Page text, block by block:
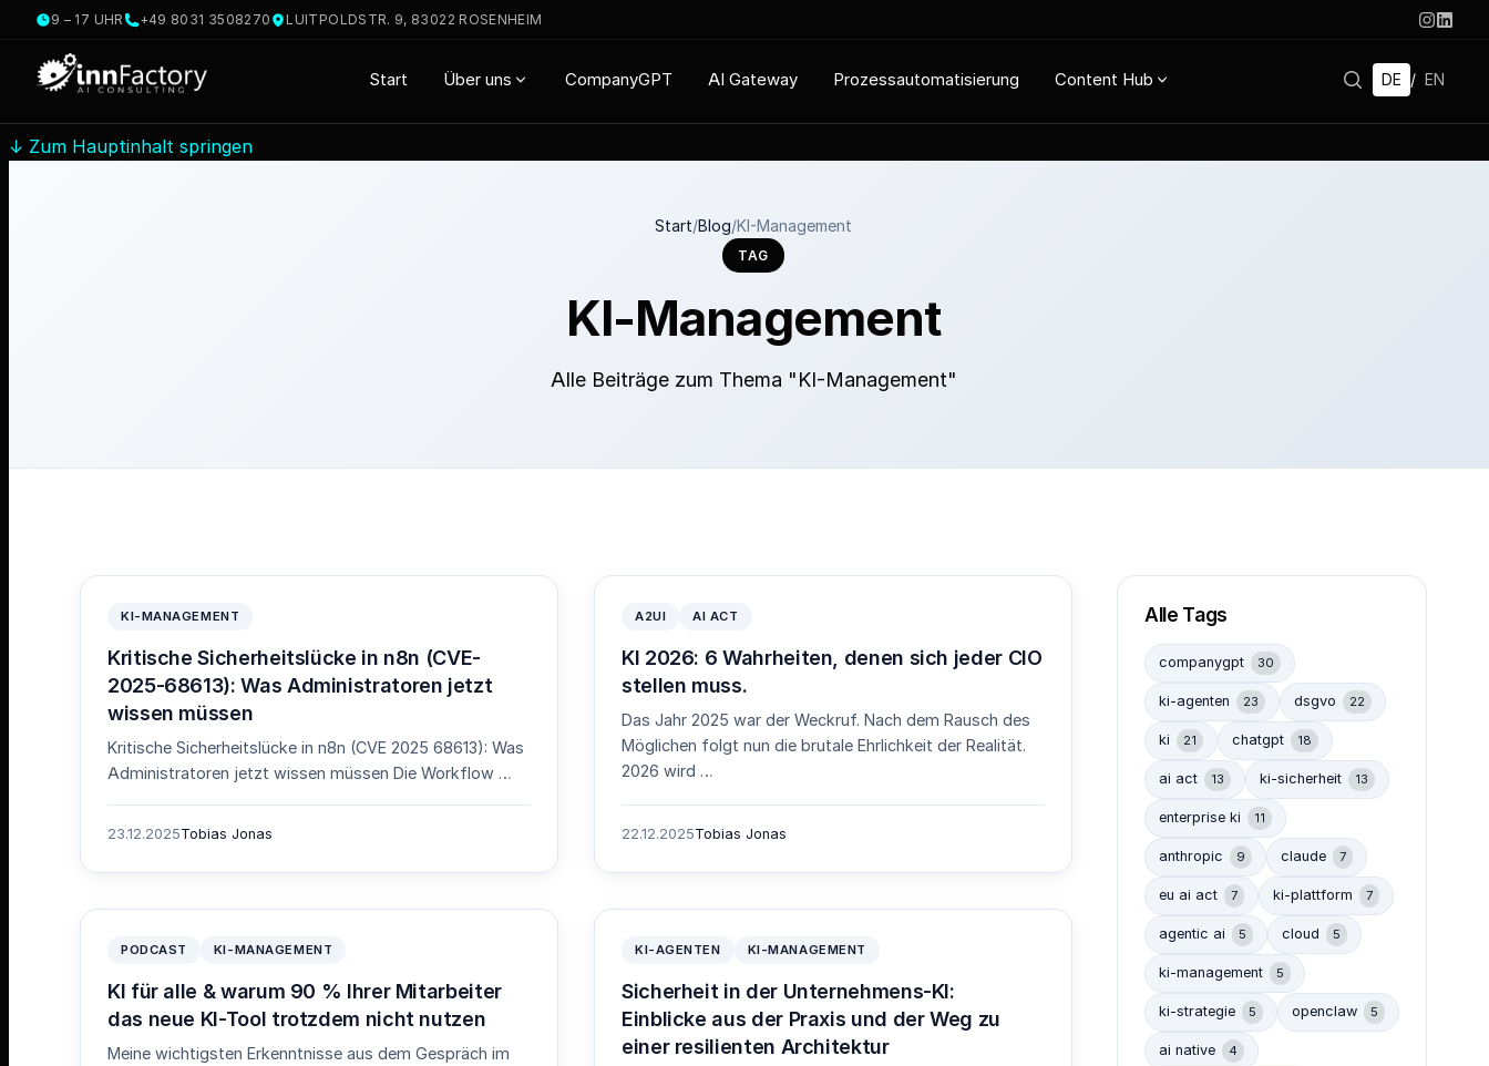
↓ Zum Hauptinhalt springen
9 – 17 UHR +49 8031 3508270 LUITPOLDSTR. 9, 83022 ROSENHEIM
Start Über uns CompanyGPT AI Gateway Prozessautomatisierung Content Hub DE / EN
Start/Blog/KI-Management
TAG
KI-Management
Alle Beiträge zum Thema "KI-Management"
KI-MANAGEMENT
Kritische Sicherheitslücke in n8n (CVE-
2025-68613): Was Administratoren jetzt
wissen müssen
Kritische Sicherheitslücke in n8n (CVE 2025 68613): Was
Administratoren jetzt wissen müssen Die Workflow …
23.12.2025Tobias Jonas
A2UI AI ACT
KI 2026: 6 Wahrheiten, denen sich jeder CIO
stellen muss.
Das Jahr 2025 war der Weckruf. Nach dem Rausch des
Möglichen folgt nun die brutale Ehrlichkeit der Realität.
2026 wird …
22.12.2025Tobias Jonas
PODCAST KI-MANAGEMENT
KI für alle & warum 90 % Ihrer Mitarbeiter
das neue KI-Tool trotzdem nicht nutzen
Meine wichtigsten Erkenntnisse aus dem Gespräch im
KI-AGENTEN KI-MANAGEMENT
Sicherheit in der Unternehmens-KI:
Einblicke aus der Praxis und der Weg zu
einer resilienten Architektur
Alle Tags
companygpt 30
ki-agenten 23 dsgvo 22
ki 21 chatgpt 18
ai act 13 ki-sicherheit 13
enterprise ki 11
anthropic 9 claude 7
eu ai act 7 ki-plattform 7
agentic ai 5 cloud 5
ki-management 5
ki-strategie 5 openclaw 5
ai native 4